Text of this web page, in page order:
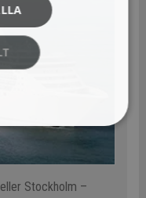
Stockholm –